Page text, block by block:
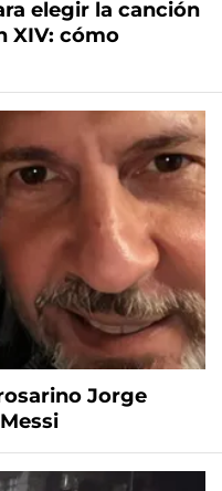
elegir la canción
XIV: cómo
Jorge